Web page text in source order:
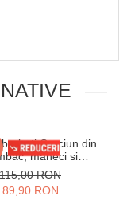
Craciun din
maneci si
lungi, rosu 02007
115,00 RON
89,90 RON